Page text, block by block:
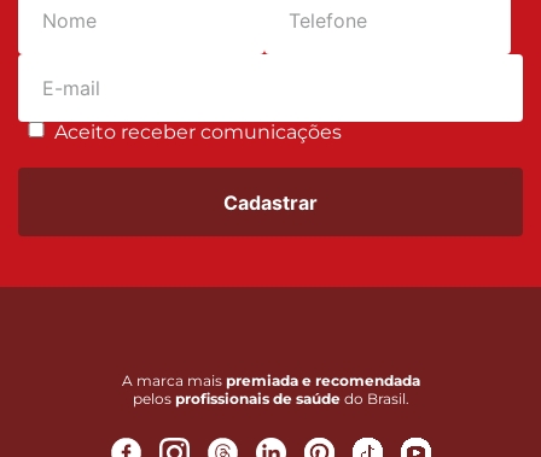
Aceito receber comunicações
Cadastrar
A marca mais premiada e recomendada
pelos profissionais de saúdedo Brasil.